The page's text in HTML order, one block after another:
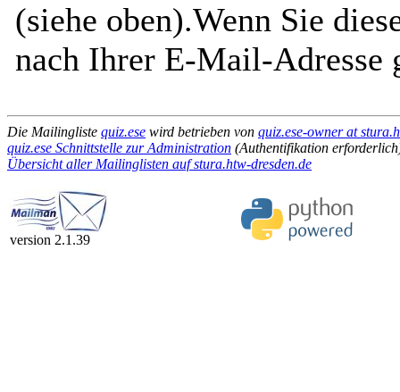
(siehe oben).Wenn Sie
nach Ihrer E-Mail-Adresse
Die Mailingliste quiz.ese wird betrieben von quiz.ese-owner at
quiz.ese Schnittstelle zur Administration (Authentifikation
Übersicht aller Mailinglisten auf stura.htw-dresden.de
version 2.1.39